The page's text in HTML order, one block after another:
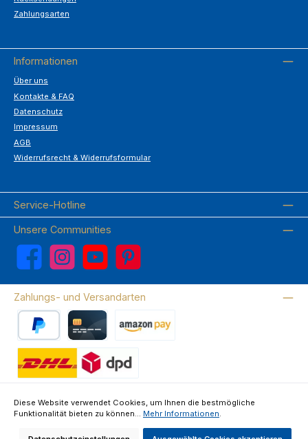
Zahlungsarten
Informationen
Über uns
Kontakte & FAQ
Datenschutz
Impressum
AGB
Widerrufsrecht & Widerrufsformular
Service-Hotline
Unsere Communities
Facebook Instagram YouTube Pinterest
Zahlungs- und Versandarten
Über uns Kontakte & FAQ Datenschutz Impressum
Diese Website verwendet Cookies, um Ihnen die bestmögliche
Funktionalität bieten zu können... Mehr Informationen.